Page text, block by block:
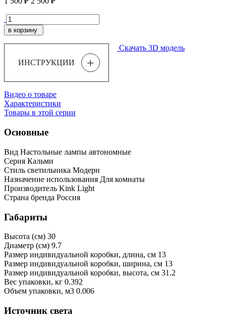
в корзину
ИНСТРУКЦИИ +
Скачать 3D модель
Видео о товаре
Характеристики
Товары в этой серии
Основные
Вид Настольные лампы автономные
Серия Кальми
Стиль светильника Модерн
Назначение использования Для комнаты
Производитель Kink Light
Страна бренда Россия
Габариты
Высота (см) 30
Диаметр (см) 9.7
Размер индивидуальной коробки, длина, см 13
Размер индивидуальной коробки, ширина, см 13
Размер индивидуальной коробки, высота, см 31.2
Bес упаковки, кг 0.392
Oбъем упаковки, м3 0.006
Источник света